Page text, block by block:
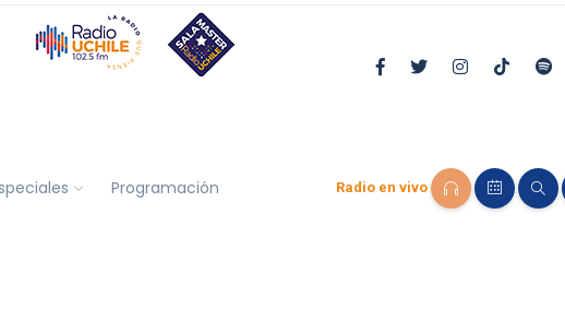
Programación Radio en vivo